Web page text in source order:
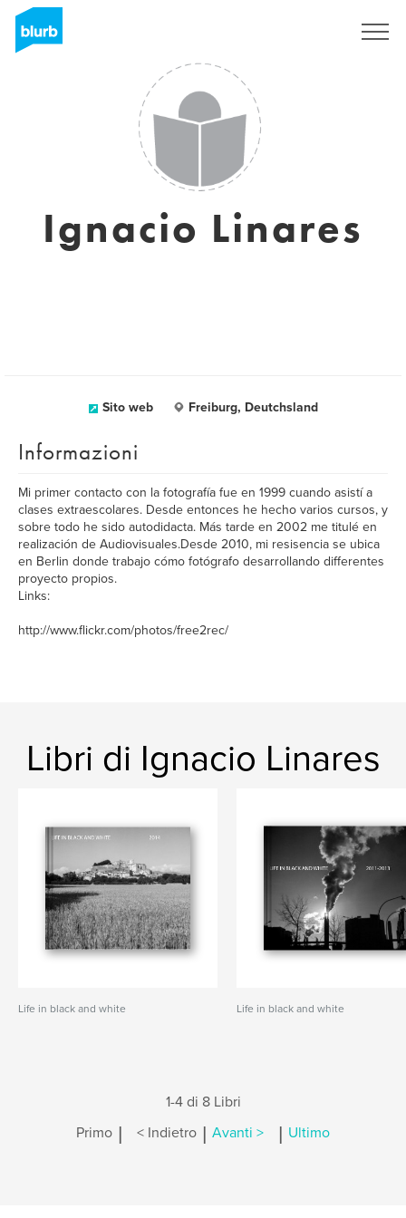
Ignacio Linares
Sito web Freiburg, Deutchsland
Informazioni
Mi primer contacto con la fotografía fue en 1999 cuando asistí a
clases extraescolares. Desde entonces he hecho varios cursos, y
sobre todo he sido autodidacta. Más tarde en 2002 me titulé en
realización de Audiovisuales.Desde 2010, mi resisencia se ubica
en Berlin donde trabajo cómo fotógrafo desarrollando differentes
proyecto propios.
Links:
http://www.flickr.com/photos/free2rec/
Libri di Ignacio Linares
Life in black and white Life in black and white
1-4 di 8 Libri
Primo | < Indietro | Avanti > | Ultimo